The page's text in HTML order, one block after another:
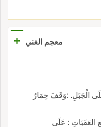
معجم الغني +
الْجَبَلِ. :وَقَفَ حِمَارُ
العَقَبَاتِ : عَلَى